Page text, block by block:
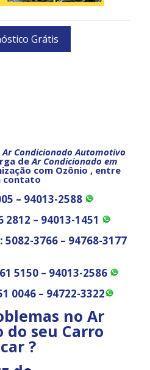
Grátis
Condicionado Automotivo
deAr Condicionado em
com Ozônio , entre
contato
– 94013-2588
2812 – 94013-1451
5082-3766 – 94768-3177
5150 – 94013-2586
0046 – 94722-3322
no Ar
do seu Carro
?